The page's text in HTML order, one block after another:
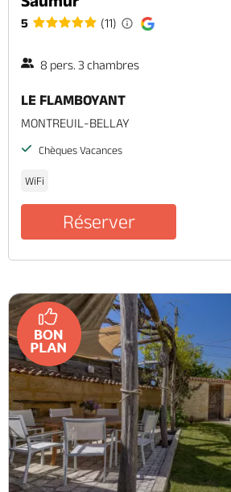
5 (11)
8 pers. 3 chambres
LE FLAMBOYANT
MONTREUIL-BELLAY
Chèques Vacances
WiFi
Réserver